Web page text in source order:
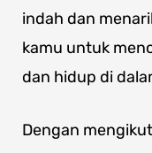
indah dan
kamu untuk
dan hidup di
Dengan